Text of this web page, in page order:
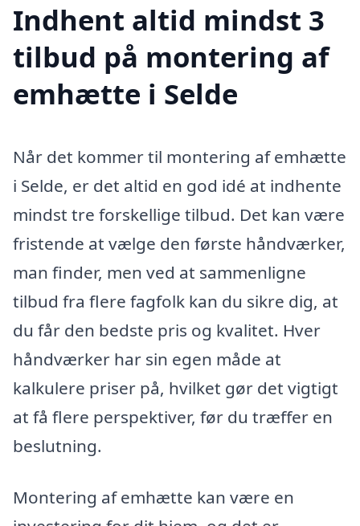
Indhent altid mindst 3
tilbud på montering af
emhætte i Selde
Når det kommer til montering af emhætte
i Selde, er det altid en god idé at indhente
mindst tre forskellige tilbud. Det kan være
fristende at vælge den første håndværker,
man finder, men ved at sammenligne
tilbud fra flere fagfolk kan du sikre dig, at
du får den bedste pris og kvalitet. Hver
håndværker har sin egen måde at
kalkulere priser på, hvilket gør det vigtigt
at få flere perspektiver, før du træffer en
beslutning.
Montering af emhætte kan være en